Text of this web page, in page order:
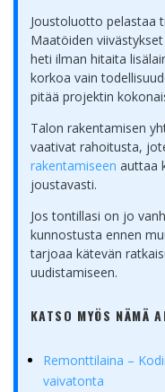
Joustoluotto pelastaa
Maatöiden
heti ilman hitaita
korkoa vain
pitää projektin
Talon rakentamisen
vaativat rahoitusta,
rakentamiseen auttaa
joustavasti.
Jos tontillasi on jo
kunnostusta ennen
tarjoaa kätevän
uudistamiseen.
KATSO MYÖS NÄMÄ
Remonttilaina –
vaivatonta